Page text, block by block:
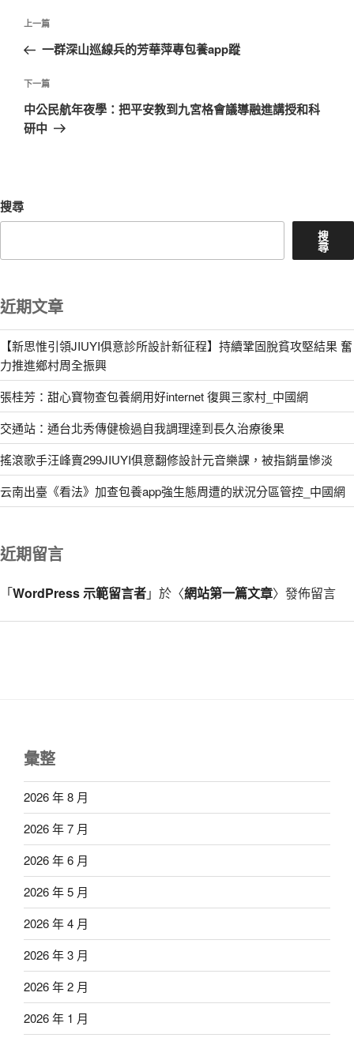
文
導
覽
上
一
文
章
上一篇
一群深山巡線兵的芳華萍專包養app蹤
下
一
篇
下一篇
中公民航年夜學：把平安教到九宮格會議導融進講授和科
研中
搜尋
搜
尋
近期文章
【新思惟引領JIUYI俱意診所設計新征程】持續鞏固脫貧攻堅結果 奮
力推進鄉村周全振興
張桂芳：甜心寶物查包養網用好internet 復興三家村_中國網
交通站：通台北秀傳健檢過自我調理達到長久治療後果
搖滾歌手汪峰賣299JIUYI俱意翻修設計元音樂課，被指銷量慘淡
云南出臺《看法》加查包養app強生態周遭的狀況分區管控_中國網
近期留言
「WordPress 示範留言者」於〈網站第一篇文章〉發佈留言
彙整
2026 年 8 月
2026 年 7 月
2026 年 6 月
2026 年 5 月
2026 年 4 月
2026 年 3 月
2026 年 2 月
2026 年 1 月